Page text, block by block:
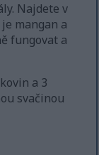
Najdete v
mangan a
fungovat a
a 3
svačinou